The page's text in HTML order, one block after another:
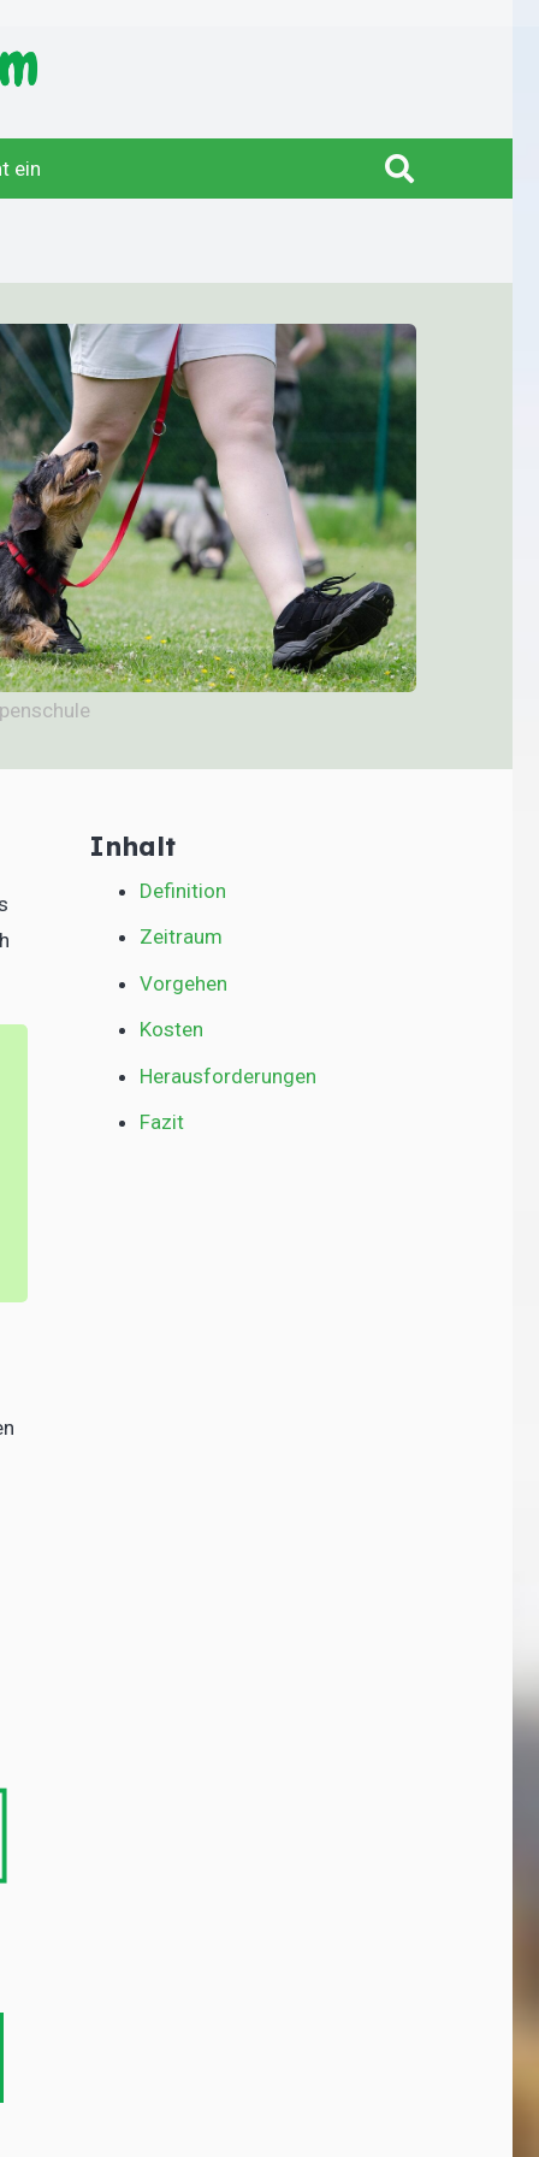
ein
Inhalt
Definition
Zeitraum
Vorgehen
Kosten
Herausforderungen
Fazit